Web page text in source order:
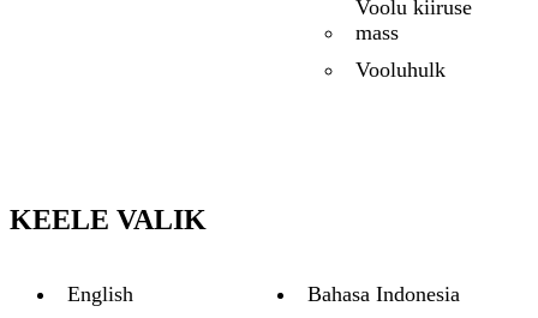
Voolu kiiruse
mass
Vooluhulk
KEELE VALIK
English
Bahasa Indonesia